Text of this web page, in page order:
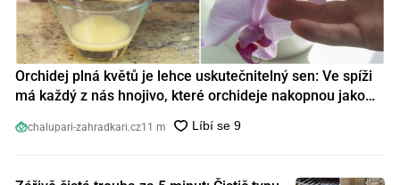
Orchidej plná květů je lehce uskutečnitelný sen: Ve spíži
má každý z nás hnojivo, které orchideje nakopnou jako
chalupari-zahradkari.cz11 m